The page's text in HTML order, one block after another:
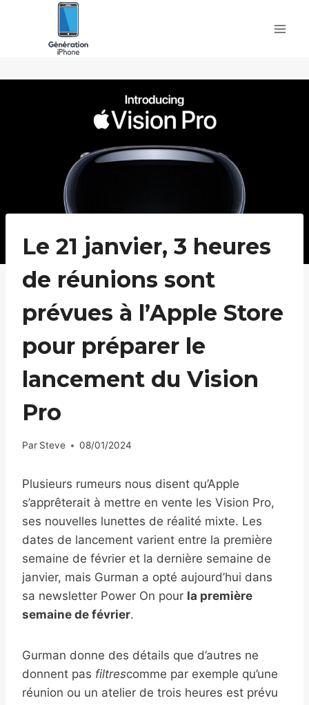
Le 21 janvier, 3 heures
de réunions sont
prévues à l’Apple Store
pour préparer le
lancement du Vision
Pro
Par Steve 08/01/2024
Plusieurs rumeurs nous disent qu’Apple
s’apprêterait à mettre en vente les Vision Pro,
ses nouvelles lunettes de réalité mixte. Les
dates de lancement varient entre la première
semaine de février et la dernière semaine de
janvier, mais Gurman a opté aujourd’hui dans
sa newsletter Power On pour la première
semaine de février.
Gurman donne des détails que d’autres ne
donnent pas filtrescomme par exemple qu’une
réunion ou un atelier de trois heures est prévu